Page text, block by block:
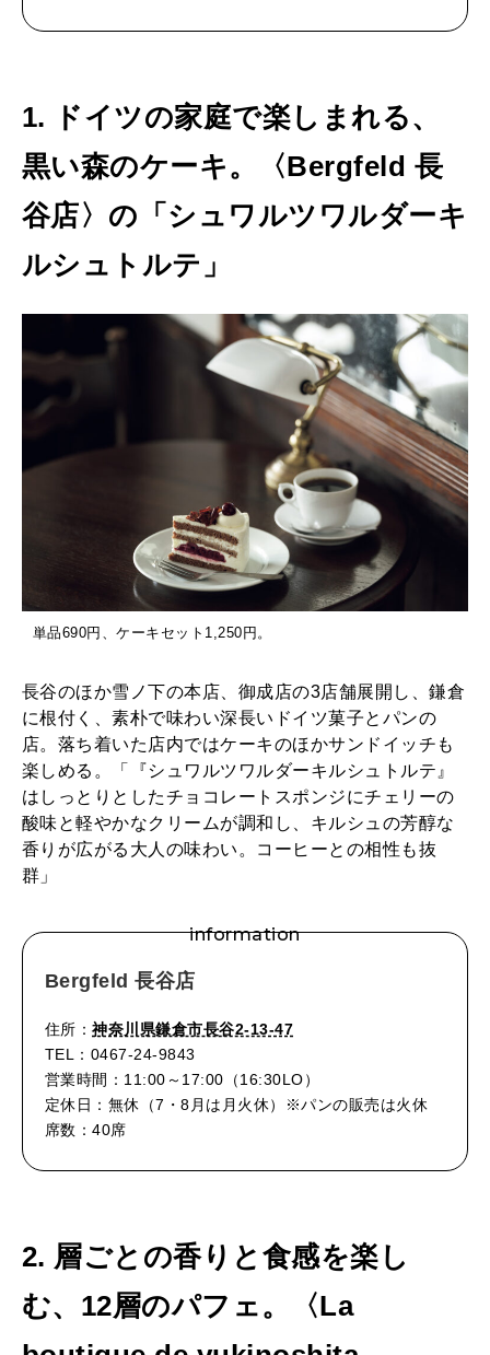
1. ドイツの家庭で楽しまれる、
黒い森のケーキ。〈Bergfeld 長
谷店〉の「シュワルツワルダーキ
ルシュトルテ」
単品690円、ケーキセット1,250円。
長谷のほか雪ノ下の本店、御成店の3店舗展開し、鎌倉
に根付く、素朴で味わい深長いドイツ菓子とパンの
店。落ち着いた店内ではケーキのほかサンドイッチも
楽しめる。「『シュワルツワルダーキルシュトルテ』
はしっとりとしたチョコレートスポンジにチェリーの
酸味と軽やかなクリームが調和し、キルシュの芳醇な
香りが広がる大人の味わい。コーヒーとの相性も抜
群」
information
Bergfeld 長谷店
住所：神奈川県鎌倉市長谷2-13-47
TEL：0467-24-9843
営業時間：11:00～17:00（16:30LO）
定休日：無休（7・8月は月火休）※パンの販売は火休
席数：40席
2. 層ごとの香りと食感を楽し
む、12層のパフェ。〈La